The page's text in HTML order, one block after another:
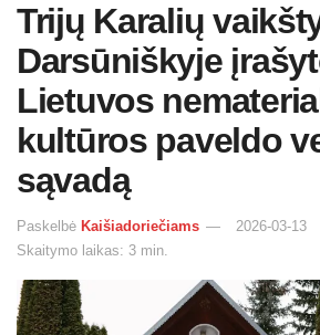
Trijų Karalių
Darsūniškyje
Lietuvos
kultūros paveldo
sąvadą
Paskelbė Kaišiadoriečiams
2026-03-13
Skaitymo laikas: 3 min.